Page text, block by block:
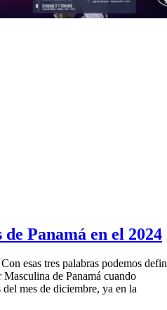
Panamá en el 2024
esas tres palabras podemos
de Panamá cuando
del mes de diciembre, ya en la